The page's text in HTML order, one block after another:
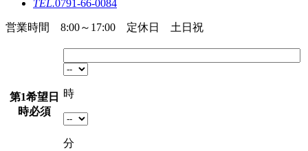
TEL.0791-66-0084
営業時間 8:00～17:00 定休日 土日祝
第1希望日
時必須
時
分